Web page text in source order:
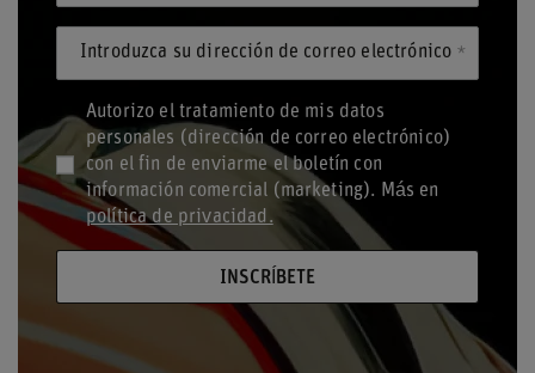
Introduzca su dirección de correo electrónico
Autorizo el tratamiento de mis datos
personales (dirección de correo electrónico)
con el fin de enviarme el boletín con
información comercial (marketing). Más en
política de privacidad.
INSCRÍBETE